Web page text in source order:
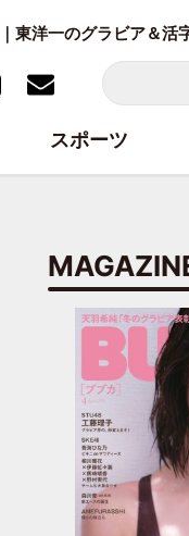
東洋一のグラビア＆活
スポーツ